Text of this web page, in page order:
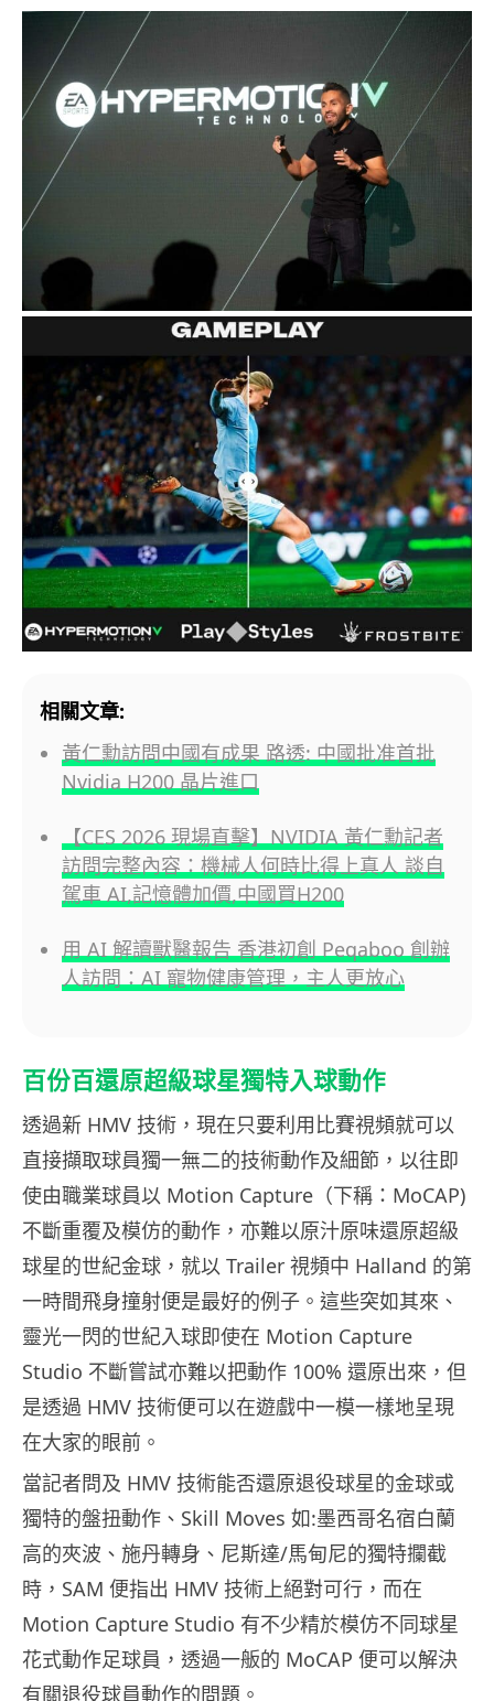
相關文章:
黃仁勳訪問中國有成果 路透: 中國批准首批
Nvidia H200 晶片進口
【CES 2026 現場直擊】NVIDIA 黃仁勳記者
訪問完整內容：機械人何時比得上真人 談自
駕車 AI,記憶體加價,中國買H200
用 AI 解讀獸醫報告 香港初創 Peqaboo 創辦
人訪問：AI 寵物健康管理，主人更放心
百份百還原超級球星獨特入球動作
透過新 HMV 技術，現在只要利用比賽視頻就可以
直接擷取球員獨一無二的技術動作及細節，以往即
使由職業球員以 Motion Capture（下稱：MoCAP)
不斷重覆及模仿的動作，亦難以原汁原味還原超級
球星的世紀金球，就以 Trailer 視頻中 Halland 的第
一時間飛身撞射便是最好的例子。這些突如其來、
靈光一閃的世紀入球即使在 Motion Capture
Studio 不斷嘗試亦難以把動作 100% 還原出來，但
是透過 HMV 技術便可以在遊戲中一模一樣地呈現
在大家的眼前。
當記者問及 HMV 技術能否還原退役球星的金球或
獨特的盤扭動作、Skill Moves 如:墨西哥名宿白蘭
高的夾波、施丹轉身、尼斯達/馬甸尼的獨特攔截
時，SAM 便指出 HMV 技術上絕對可行，而在
Motion Capture Studio 有不少精於模仿不同球星
花式動作足球員，透過一舨的 MoCAP 便可以解決
有關退役球員動作的問題。